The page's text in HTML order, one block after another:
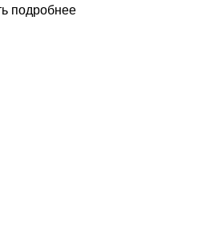
подробнее